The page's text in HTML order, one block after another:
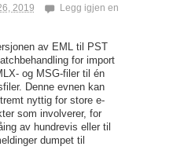
2019
Legg igjen en
av EML til PST
for import
og MSG-filer til én
Denne evnen kan
nyttig for store e-
som involverer, for
av hundrevis eller til
dumpet til